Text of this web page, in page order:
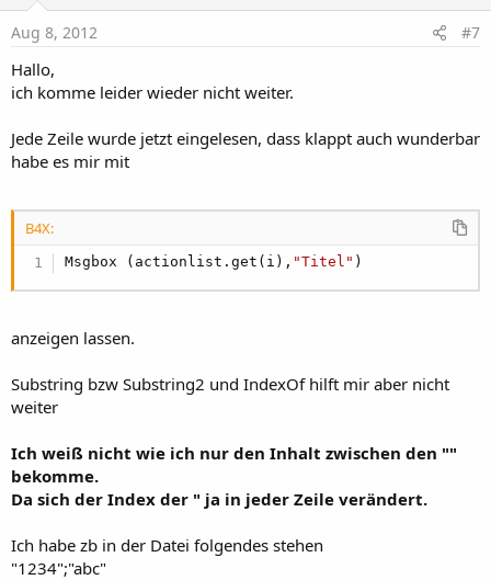
      verbrauch   =
If SNRnotiz > 0 Then
Else
         notiz   =
If row(SNRart-1) = LBL11dat_voll.Text Then
Else
End If
      SQLtnk.ExecNonQuery(
Aug 8, 2012 #7
Hallo,
ich komme leider wieder nicht weiter.
Jede Zeile wurde jetzt eingelesen, dass klappt auch wunderbar
habe es mir mit
B4X:
Msgbox (actionlist.get(i), "Titel" )
anzeigen lassen.
Substring bzw Substring2 und IndexOf hilft mir aber nicht
weiter
Ich weiß nicht wie ich nur den Inhalt zwischen den ""
bekomme.
Da sich der Index der " ja in jeder Zeile verändert.
Ich habe zb in der Datei folgendes stehen
"1234";"abc"